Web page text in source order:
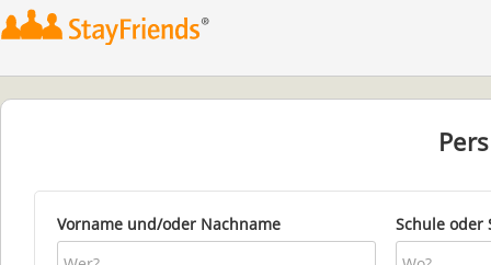
Vorname und/oder Nachname Schule oder